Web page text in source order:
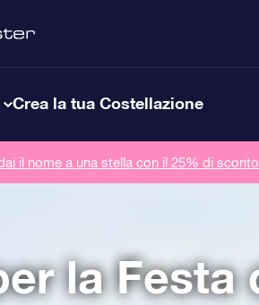
Crea la tua Costellazione
il nome a una stella con il 25% di
la Festa